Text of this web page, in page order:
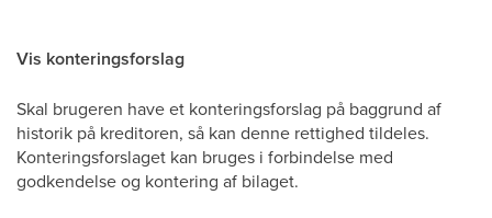
Vis konteringsforslag
Skal brugeren have et konteringsforslag på baggrund af
historik på kreditoren, så kan denne rettighed tildeles.
Konteringsforslaget kan bruges i forbindelse med
godkendelse og kontering af bilaget.